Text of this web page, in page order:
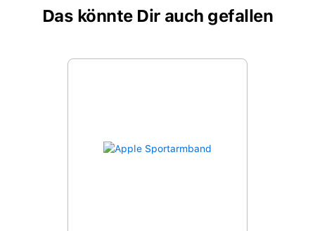
Das könnte Dir auch gefallen
Produktgalerie überspringen